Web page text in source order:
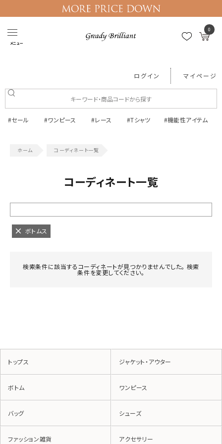
メニュー
0
ログイン マイページ
#セール #ワンピース #レース #Tシャツ #機能性アイテム
コーディネート一覧
コーディネート一覧
ボトムス
検索条件に該当するコーディネートが見つかりませんでした。 検索
条件を変更してください。
トップス ジャケット・アウター
ボトム ワンピース
バッグ シューズ
ファッション雑貨 アクセサリー